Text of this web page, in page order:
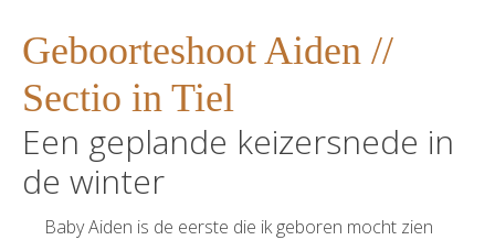
Geboorteshoot Aiden //
Sectio in Tiel
Een geplande keizersnede in
de winter
Baby Aiden is de eerste die ik geboren mocht zien